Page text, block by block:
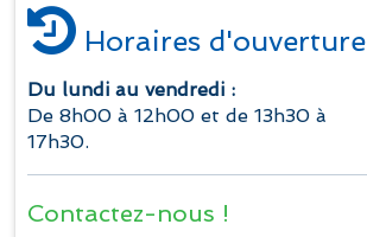
Horaires d'ouverture
Du lundi au vendredi :
De 8h00 à 12h00 et de 13h30 à
17h30.
Contactez-nous !